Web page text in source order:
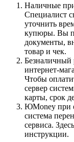
Наличные
Специалист
уточнить
купюры. Вы
документы,
товар и чек.
Безналичный
интернет-
Чтобы
сервер
карты, срок
ЮMoney при
система
сервиса.
инструкции.